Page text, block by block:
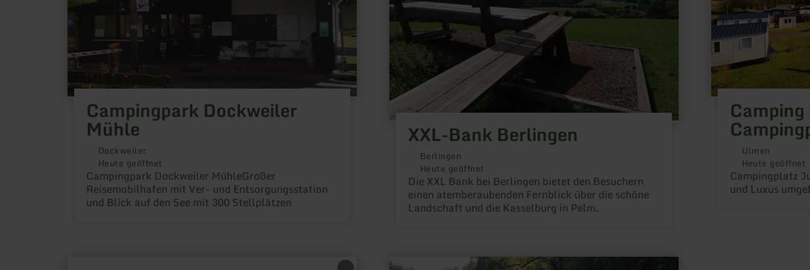
Campingpark Dockweiler
Mühle
Dockweiler
Heute geöffnet
Campingpark Dockweiler MühleGroßer
Reisemobilhafen mit Ver- und Entsorgungsstation
und Blick auf den See mit 300 Stellplätzen
XXL-Bank Berlingen
Berlingen
Heute geöffnet
Die XXL Bank bei Berlingen bietet den Besuchern
einen atemberaubenden Fernblick über die schöne
Landschaft und die Kasselburg in Pelm.
Ulmen
Heute geöffnet
Campingplatz
und Luxus